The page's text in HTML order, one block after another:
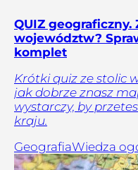
QUIZ geograficzny.
województw?
komplet
Krótki quiz ze stolic
jak dobrze znasz
wystarczy, by
kraju.
GeografiaWiedza